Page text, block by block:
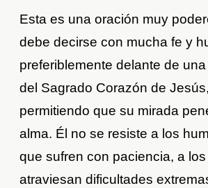
Esta es una oración muy
debe decirse con mucha fe y
preferiblemente delante de
del Sagrado Corazón de Jesús,
permitiendo que su mirada
alma. Él no se resiste a los
que sufren con paciencia, a
atraviesan dificultades